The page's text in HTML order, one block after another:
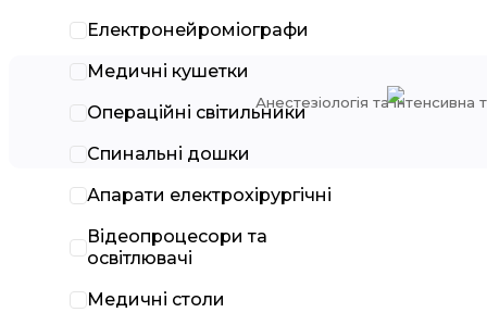
Електронейроміографи
Медичні кушетки
Операційні світильники
Спинальні дошки
Апарати електрохірургічні
Відеопроцесори та
освітлювачі
Медичні столи
Анестезіологія та інтенсивна